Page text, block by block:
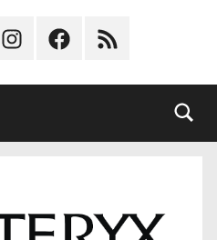
Élément
menu
Élément
menu
Élément
menu